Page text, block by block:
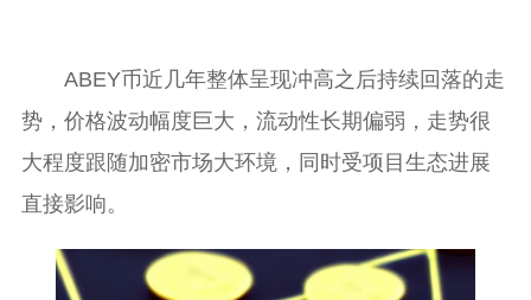
ABEY币近几年整体呈现冲高之后持续回落的走
势，价格波动幅度巨大，流动性长期偏弱，走势很
大程度跟随加密市场大环境，同时受项目生态进展
直接影响。